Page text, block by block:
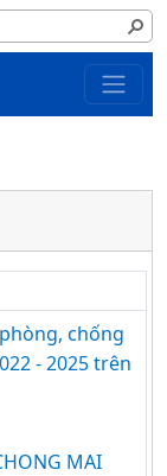
chống
- 2025 trên
MAI